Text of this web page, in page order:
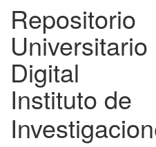
Repositorio
Universitario
Digital
Instituto de